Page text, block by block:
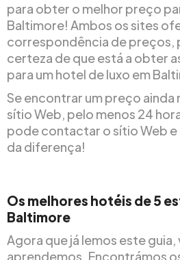
para obter o melhor preço
Baltimore! Ambos os sites
correspondência de preços,
certeza de que está a obter
para um hotel de luxo em
Se encontrar um preço
sítio Web, pelo menos 24
pode contactar o sítio Web
da diferença!
Os melhores hotéis de 5
Baltimore
Agora que já lemos este
aprendemos. Encontrámos